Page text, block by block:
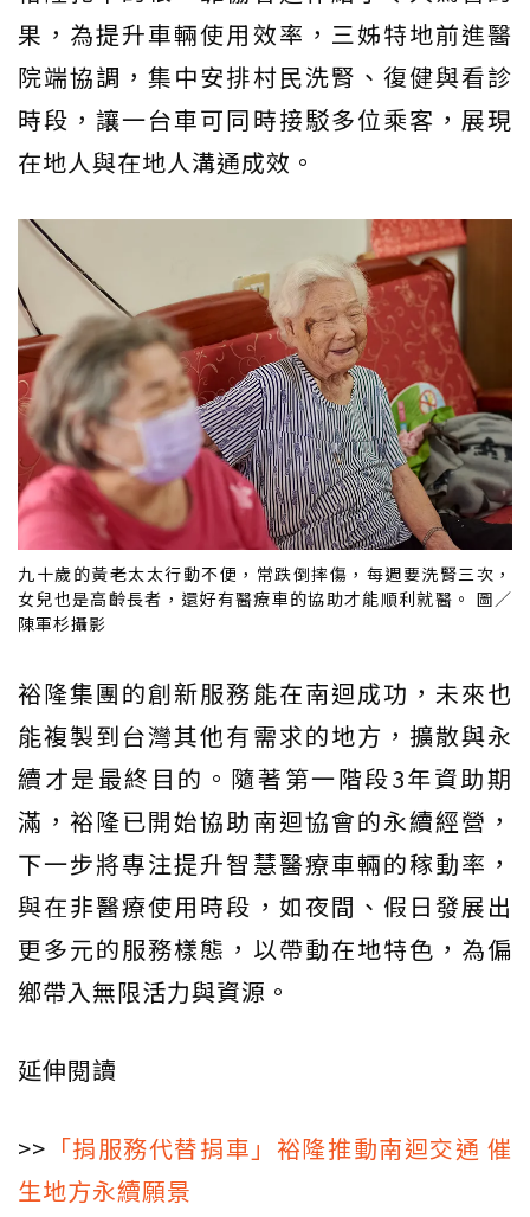
果，為提升車輛使用效率，三姊特地前進醫
院端協調，集中安排村民洗腎、復健與看診
時段，讓一台車可同時接駁多位乘客，展現
在地人與在地人溝通成效。
九十歲的黃老太太行動不便，常跌倒摔傷，每週要洗腎三次，
女兒也是高齡長者，還好有醫療車的協助才能順利就醫。 圖／
陳軍杉攝影
裕隆集團的創新服務能在南迴成功，未來也
能複製到台灣其他有需求的地方，擴散與永
續才是最終目的。隨著第一階段3年資助期
滿，裕隆已開始協助南迴協會的永續經營，
下一步將專注提升智慧醫療車輛的稼動率，
與在非醫療使用時段，如夜間、假日發展出
更多元的服務樣態，以帶動在地特色，為偏
鄉帶入無限活力與資源。
延伸閱讀
>> 「捐服務代替捐車」裕隆推動南迴交通 催
生地方永續願景